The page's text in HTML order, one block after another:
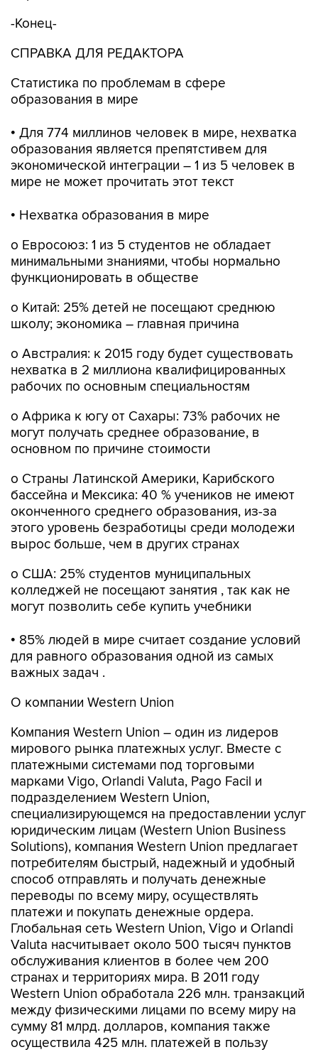
-Конец-
СПРАВКА ДЛЯ РЕДАКТОРА
Статистика по проблемам в сфере
образования в мире
• Для 774 миллинов человек в мире, нехватка
образования является препятстивем для
экономической интеграции – 1 из 5 человек в
мире не может прочитать этот текст
• Нехватка образования в мире
o Евросоюз: 1 из 5 студентов не обладает
минимальными знаниями, чтобы нормально
функционировать в обществе
o Китай: 25% детей не посещают среднюю
школу; экономика – главная причина
o Австралия: к 2015 году будет существовать
нехватка в 2 миллиона квалифицированных
рабочих по основным специальностям
o Африка к югу от Сахары: 73% рабочих не
могут получать среднее образование, в
основном по причине стоимости
o Страны Латинской Америки, Карибского
бассейна и Мексика: 40 % учеников не имеют
оконченного среднего образования, из-за
этого уровень безработицы среди молодежи
вырос больше, чем в других странах
o США: 25% студентов муниципальных
колледжей не посещают занятия , так как не
могут позволить себе купить учебники
• 85% людей в мире считает создание условий
для равного образования одной из самых
важных задач .
О компании Western Union
Компания Western Union – один из лидеров
мирового рынка платежных услуг. Вместе с
платежными системами под торговыми
марками Vigo, Orlandi Valuta, Pago Facil и
подразделением Western Union,
специализирующемся на предоставлении услуг
юридическим лицам (Western Union Business
Solutions), компания Western Union предлагает
потребителям быстрый, надежный и удобный
способ отправлять и получать денежные
переводы по всему миру, осуществлять
платежи и покупать денежные ордера.
Глобальная сеть Western Union, Vigo и Orlandi
Valuta насчитывает около 500 тысяч пунктов
обслуживания клиентов в более чем 200
странах и территориях мира. В 2011 году
Western Union обработала 226 млн. транзакций
между физическими лицами по всему миру на
сумму 81 млрд. долларов, компания также
осуществила 425 млн. платежей в пользу